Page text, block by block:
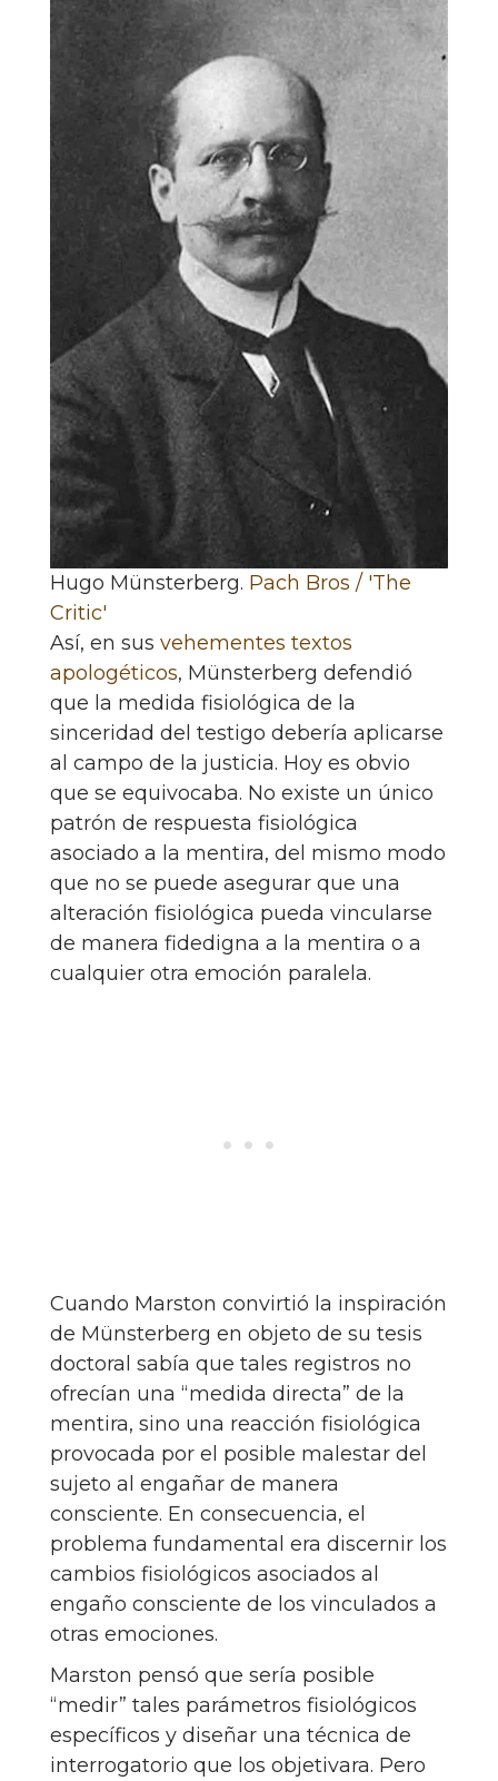
Hugo Münsterberg. Pach Bros / 'The
Critic'
Así, en sus vehementes textos
apologéticos, Münsterberg defendió
que la medida fisiológica de la
sinceridad del testigo debería aplicarse
al campo de la justicia. Hoy es obvio
que se equivocaba. No existe un único
patrón de respuesta fisiológica
asociado a la mentira, del mismo modo
que no se puede asegurar que una
alteración fisiológica pueda vincularse
de manera fidedigna a la mentira o a
cualquier otra emoción paralela.
Cuando Marston convirtió la inspiración
de Münsterberg en objeto de su tesis
doctoral sabía que tales registros no
ofrecían una “medida directa” de la
mentira, sino una reacción fisiológica
provocada por el posible malestar del
sujeto al engañar de manera
consciente. En consecuencia, el
problema fundamental era discernir los
cambios fisiológicos asociados al
engaño consciente de los vinculados a
otras emociones.
Marston pensó que sería posible
“medir” tales parámetros fisiológicos
específicos y diseñar una técnica de
interrogatorio que los objetivara. Pero